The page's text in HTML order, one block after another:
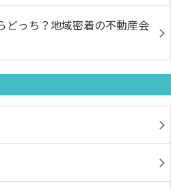
どっち？地域密着の不動産会